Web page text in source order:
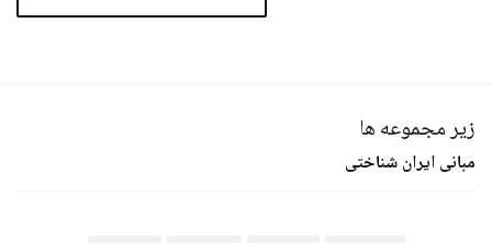
زیر مجموعه ها
مبانی ایران شناختی